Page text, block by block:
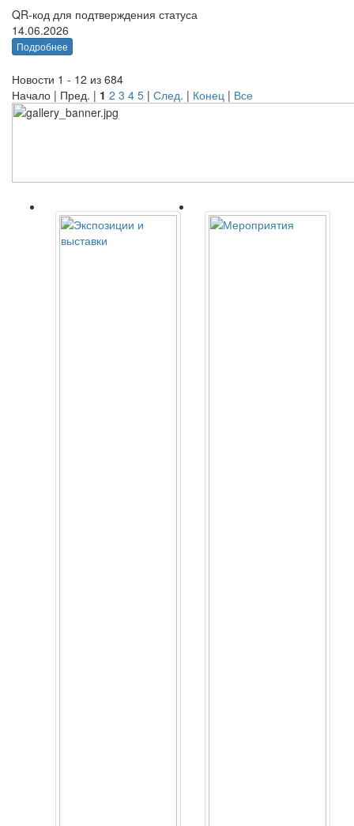
QR-код для подтверждения статуса
14.06.2026
Подробнее
Новости 1 - 12 из 684
Начало | Пред. | 1 2 3 4 5 | След. | Конец | Все